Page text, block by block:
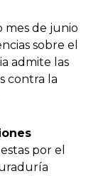
mes de junio
sobre el
admite las
contra la
por el